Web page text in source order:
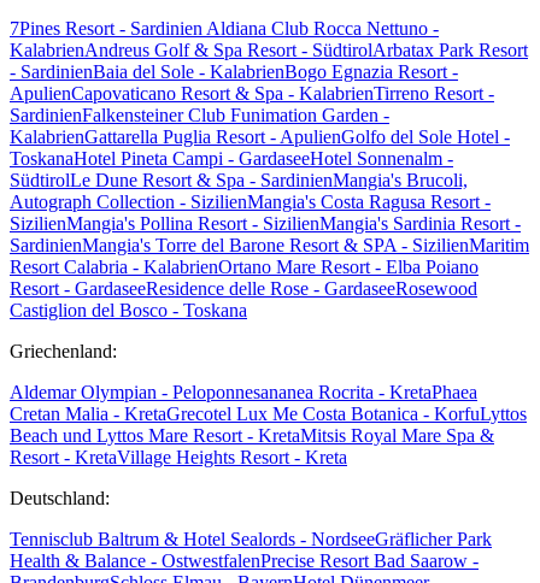
7Pines Resort - Sardinien Aldiana Club Rocca Nettuno -
KalabrienAndreus Golf & Spa Resort - SüdtirolArbatax Park Resort
- SardinienBaia del Sole - KalabrienBogo Egnazia Resort -
ApulienCapovaticano Resort & Spa - KalabrienTirreno Resort -
SardinienFalkensteiner Club Funimation Garden -
KalabrienGattarella Puglia Resort - ApulienGolfo del Sole Hotel -
ToskanaHotel Pineta Campi - GardaseeHotel Sonnenalm -
SüdtirolLe Dune Resort & Spa - SardinienMangia's Brucoli,
Autograph Collection - SizilienMangia's Costa Ragusa Resort -
SizilienMangia's Pollina Resort - SizilienMangia's Sardinia Resort -
SardinienMangia's Torre del Barone Resort & SPA - SizilienMaritim
Resort Calabria - KalabrienOrtano Mare Resort - Elba Poiano
Resort - GardaseeResidence delle Rose - GardaseeRosewood
Castiglion del Bosco - Toskana
Griechenland:
Aldemar Olympian - Peloponnesananea Rocrita - KretaPhaea
Cretan Malia - KretaGrecotel Lux Me Costa Botanica - KorfuLyttos
Beach und Lyttos Mare Resort - KretaMitsis Royal Mare Spa &
Resort - KretaVillage Heights Resort - Kreta
Deutschland:
Tennisclub Baltrum & Hotel Sealords - NordseeGräflicher Park
Health & Balance - OstwestfalenPrecise Resort Bad Saarow -